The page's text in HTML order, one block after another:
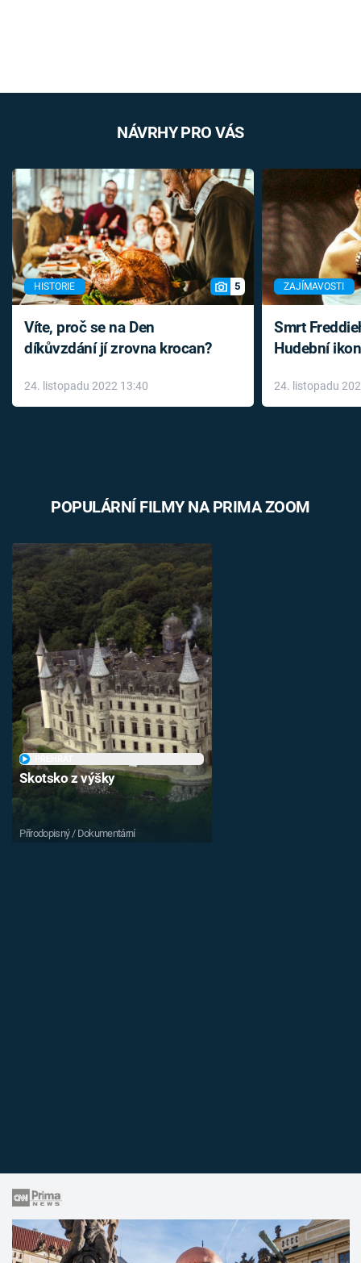
NÁVRHY PRO VÁS
HISTORIE 5
Víte, proč se na Den
díkůvzdání jí zrovna krocan?
24. listopadu 2022 13:40
ZAJÍMAVOSTI
Smrt
Hudební
léky
24. listopadu
POPULÁRNÍ FILMY NA PRIMA ZOOM
Skotsko z výšky
Přírodopisný / Dokumentární